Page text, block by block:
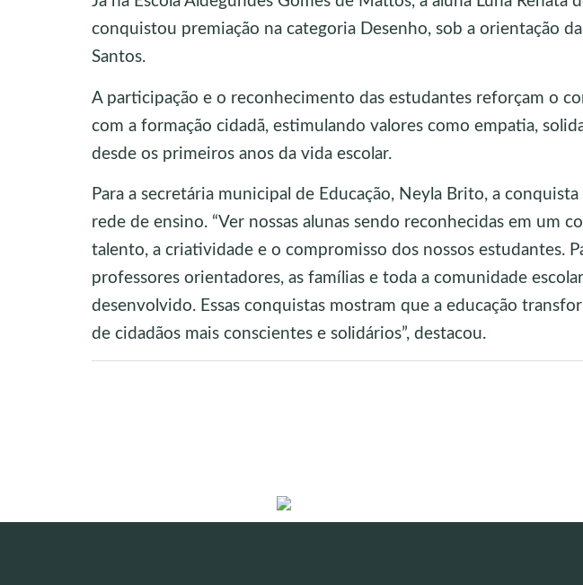
conquistou premiação na categoria Desenho, sob a orientação
Santos.
A participação e o reconhecimento das estudantes reforçam o
com a formação cidadã, estimulando valores como empatia,
desde os primeiros anos da vida escolar.
Para a secretária municipal de Educação, Neyla Brito, a
rede de ensino. “Ver nossas alunas sendo reconhecidas em um
talento, a criatividade e o compromisso dos nossos estudantes.
professores orientadores, as famílias e toda a comunidade
desenvolvido. Essas conquistas mostram que a educação
de cidadãos mais conscientes e solidários”, destacou.